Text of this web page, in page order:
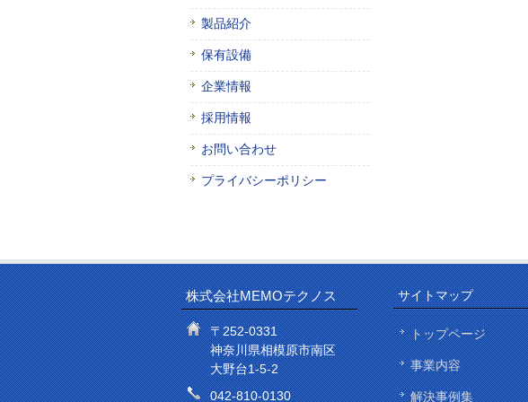
製品紹介
保有設備
企業情報
採用情報
お問い合わせ
プライバシーポリシー
株式会社MEMOテクノス
〒252-0331
神奈川県相模原市南区
大野台1-5-2
042-810-0130
サイトマップ
トップページ
事業内容
解決事例集